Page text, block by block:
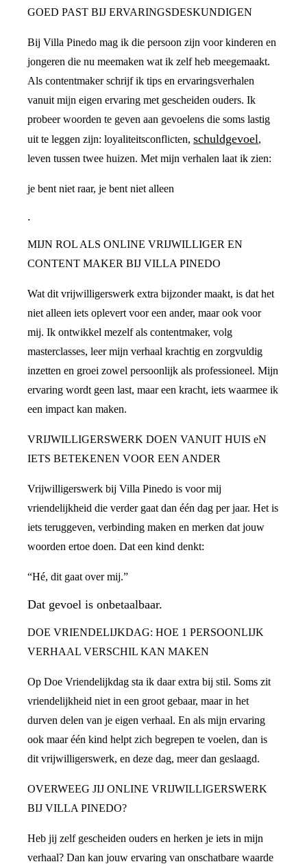
GOED PAST BIJ ERVARINGSDESKUNDIGEN
Bij Villa Pinedo mag ik die persoon zijn voor kinderen en
jongeren die nu meemaken wat ik zelf heb meegemaakt.
Als contentmaker schrijf ik tips en ervaringsverhalen
vanuit mijn eigen ervaring met gescheiden ouders. Ik
probeer woorden te geven aan gevoelens die soms lastig
uit te leggen zijn: loyaliteitsconflicten, schuldgevoel,
leven tussen twee huizen. Met mijn verhalen laat ik zien:
je bent niet raar, je bent niet alleen
.
MIJN ROL ALS ONLINE VRIJWILLIGER EN
CONTENT MAKER BIJ VILLA PINEDO
Wat dit vrijwilligerswerk extra bijzonder maakt, is dat het
niet alleen iets oplevert voor een ander, maar ook voor
mij. Ik ontwikkel mezelf als contentmaker, volg
masterclasses, leer mijn verhaal krachtig en zorgvuldig
inzetten en groei zowel persoonlijk als professioneel. Mijn
ervaring wordt geen last, maar een kracht, iets waarmee ik
een impact kan maken.
VRIJWILLIGERSWERK DOEN VANUIT HUIS eN
IETS BETEKENEN VOOR EEN ANDER
Vrijwilligerswerk bij Villa Pinedo is voor mij
vriendelijkheid die verder gaat dan één dag per jaar. Het is
iets teruggeven, verbinding maken en merken dat jouw
woorden ertoe doen. Dat een kind denkt:
“Hé, dit gaat over mij.”
Dat gevoel is onbetaalbaar.
DOE VRIENDELIJKDAG: HOE 1 PERSOONLIJK
VERHAAL VERSCHIL KAN MAKEN
Op Doe Vriendelijkdag sta ik daar extra bij stil. Soms zit
vriendelijkheid niet in een groot gebaar, maar in het
durven delen van je eigen verhaal. En als mijn ervaring
ook maar één kind helpt zich begrepen te voelen, dan is
dit vrijwilligerswerk, en deze dag, meer dan geslaagd.
OVERWEEG JIJ ONLINE VRIJWILLIGERSWERK
BIJ VILLA PINEDO?
Heb jij zelf gescheiden ouders en herken je iets in mijn
verhaal? Dan kan jouw ervaring van onschatbare waarde